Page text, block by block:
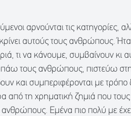
αρνούνται τις κατηγορίες,
αυτούς τους ανθρώπους.
τι να κάνουμε, συμβαίνουν
τους ανθρώπους, πιστεύω στη
και συμπεριφέρονται με τρόπο
τη χρηματική ζημιά που τους
Εμένα πιο πολύ με